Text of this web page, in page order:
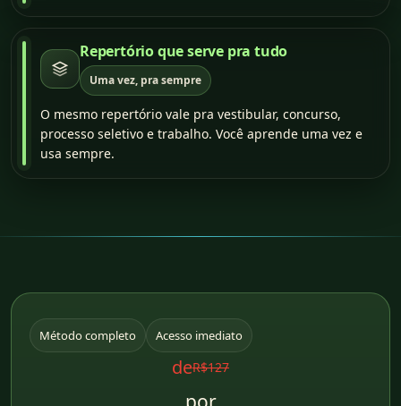
Repertório que serve pra tudo
Uma vez, pra sempre
O mesmo repertório vale pra vestibular, concurso,
processo seletivo e trabalho. Você aprende uma vez e
usa sempre.
Método completo Acesso imediato
deR$127